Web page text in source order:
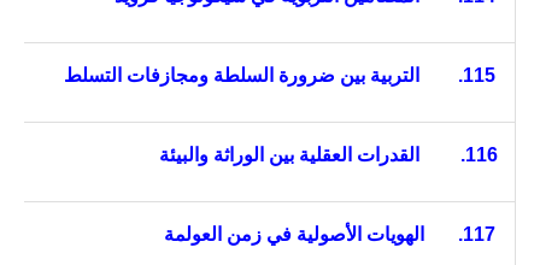
115. التربية بين ضرورة السلطة ومجازفات التسلط
116. القدرات العقلية بين الوراثة والبيئة
117. الهويات الأصولية في زمن العولمة